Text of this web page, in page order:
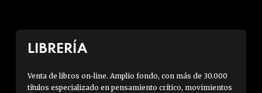
LIBRERÍA
Venta de libros on-line. Amplio fondo, con más de 30.000
títulos especializado en pensamiento crítico, movimientos